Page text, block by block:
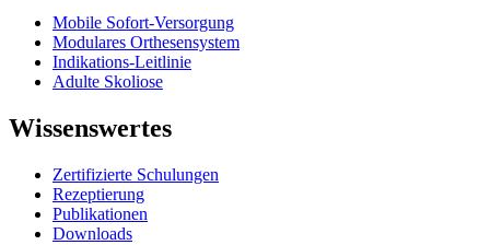
Mobile Sofort-Versorgung
Modulares Orthesensystem
Indikations-Leitlinie
Adulte Skoliose
Wissenswertes
Zertifizierte Schulungen
Rezeptierung
Publikationen
Downloads